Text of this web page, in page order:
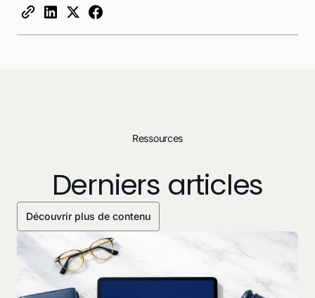
Ressources
Derniers articles
Découvrir plus de contenu